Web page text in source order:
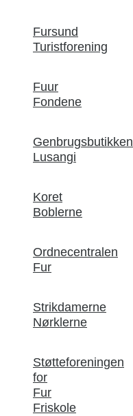
Fursund
Turistforening
Fuur
Fondene
Genbrugsbutikken
Lusangi
Koret
Boblerne
Ordnecentralen
Fur
Strikdamerne
Nørklerne
Støtteforeningen
for
Fur
Friskole